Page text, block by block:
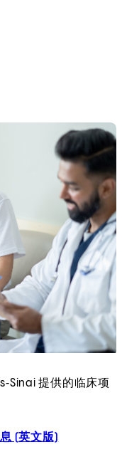
提供的临床项
(英文版)